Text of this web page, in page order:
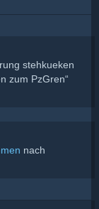
stehkueken
zum PzGren“
nach